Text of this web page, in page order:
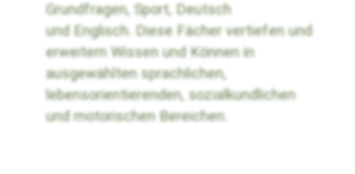
Grundfragen, Sport, Deutsch
und Englisch. Diese Fächer vertiefen und
erweitern Wissen und Können in
ausgewählten sprachlichen,
lebensorientierenden, sozialkundlichen
und motorischen Bereichen.